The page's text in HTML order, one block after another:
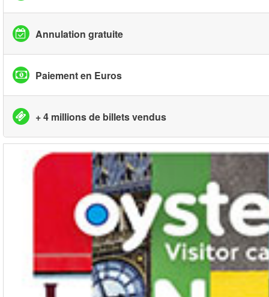
Annulation gratuite
Paiement en Euros
+ 4 millions de billets vendus